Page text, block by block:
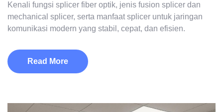
Kenali fungsi splicer fiber optik, jenis fusion splicer dan
mechanical splicer, serta manfaat splicer untuk jaringan
komunikasi modern yang stabil, cepat, dan efisien.
Read More